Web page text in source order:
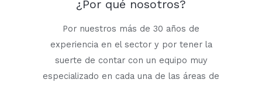
¿Por qué nosotros?
Por nuestros más de 30 años de
experiencia en el sector y por tener la
suerte de contar con un equipo muy
especializado en cada una de las áreas de